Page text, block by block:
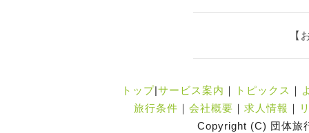
【
トップ|サービス案内 ｜ トピックス ｜
旅行条件 ｜ 会社概要 ｜ 求人情報 ｜
Copyright (C) 団体旅